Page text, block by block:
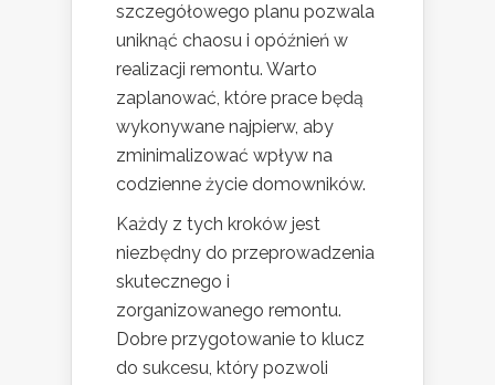
szczegółowego planu pozwala
uniknąć chaosu i opóźnień w
realizacji remontu. Warto
zaplanować, które prace będą
wykonywane najpierw, aby
zminimalizować wpływ na
codzienne życie domowników.
Każdy z tych kroków jest
niezbędny do przeprowadzenia
skutecznego i
zorganizowanego remontu.
Dobre przygotowanie to klucz
do sukcesu, który pozwoli